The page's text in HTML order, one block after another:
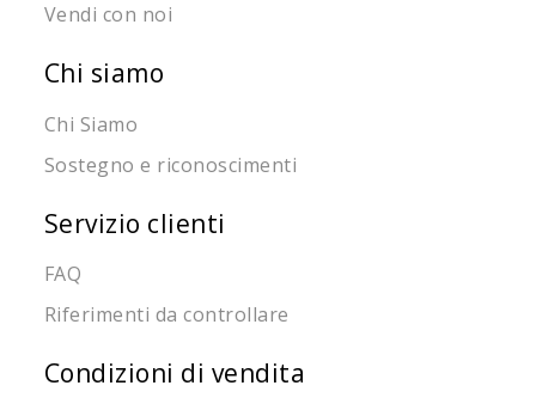
Vendi con noi
Chi siamo
Chi Siamo
Sostegno e riconoscimenti
Servizio clienti
FAQ
Riferimenti da controllare
Condizioni di vendita